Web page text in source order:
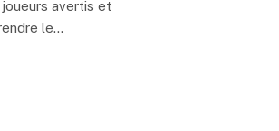
avertis et
le…